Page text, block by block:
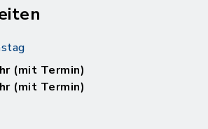
(mit Termin)
(mit Termin)